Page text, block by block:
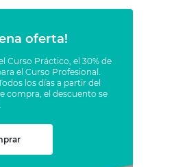
oferta!
Curso Práctico, el 30% de
el Curso Profesional.
los días a partir del
compra, el descuento se